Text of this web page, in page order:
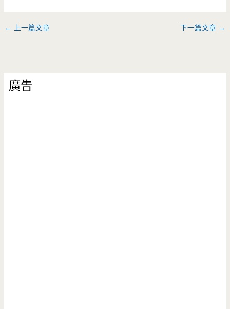
← 上一篇文章 下一篇文章 →
廣告